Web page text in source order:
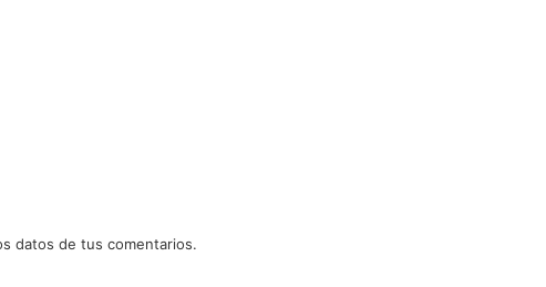
datos de tus comentarios.